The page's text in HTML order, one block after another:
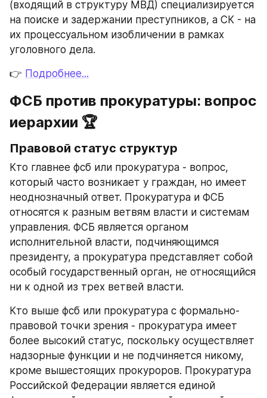
(входящий в структуру МВД) специализируется
на поиске и задержании преступников, а СК - на
их процессуальном изобличении в рамках
уголовного дела.
👉 Подробнее...
ФСБ против прокуратуры: вопрос
иерархии 🏆
Правовой статус структур
Кто главнее фсб или прокуратура - вопрос,
который часто возникает у граждан, но имеет
неоднозначный ответ. Прокуратура и ФСБ
относятся к разным ветвям власти и системам
управления. ФСБ является органом
исполнительной власти, подчиняющимся
президенту, а прокуратура представляет собой
особый государственный орган, не относящийся
ни к одной из трех ветвей власти.
Кто выше фсб или прокуратура с формально-
правовой точки зрения - прокуратура имеет
более высокий статус, поскольку осуществляет
надзорные функции и не подчиняется никому,
кроме вышестоящих прокуроров. Прокуратура
Российской Федерации является единой